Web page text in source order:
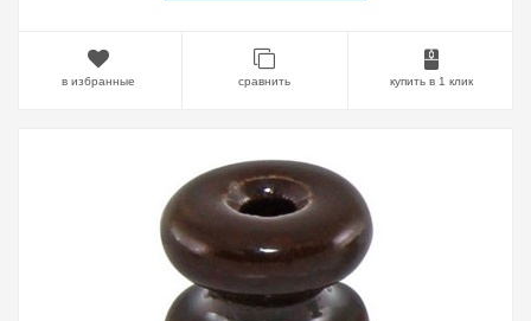
в избранные сравнить купить в 1 клик